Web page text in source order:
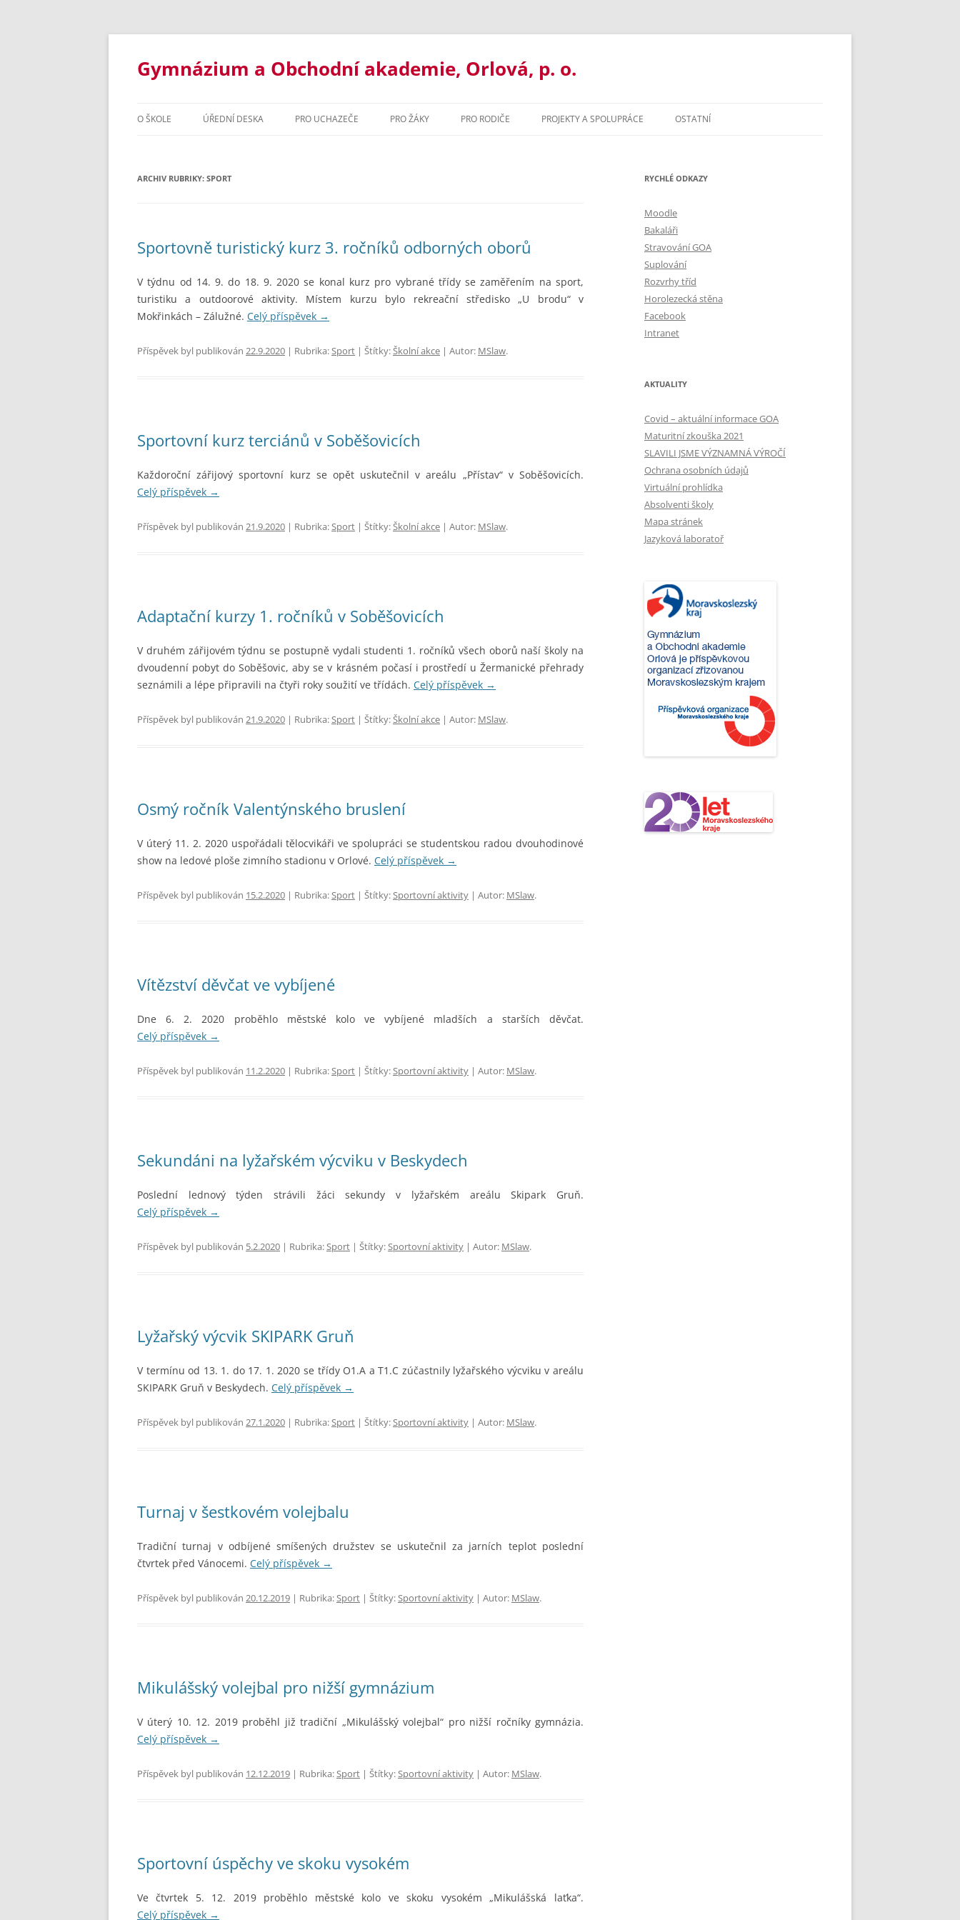
Přejít
webu
Gymnázium a Obchodní akademie, Orlová, p. o.
O ŠKOLE
STUDIJNÍ OBORY
ŠKOLNÍ ZVONĚNÍ
SEZNAMY TŘÍD
ŠKOLSKÁ RADA
VÝCHOVNÁ KOMISE
FOTOGALERIE
PARTNEŘI ŠKOLY
ÚŘEDNÍ DESKA PRO UCHAZEČE
OBCHODNÍ AKADEMIE
VEŘEJNOSPRÁVNÍ ČINNOST
PRO ŽÁKY PRO RODIČE PROJEKTY A SPOLUPRÁCE OSTATNÍ
ŠKOLSTVÍ V ČR
ARCHIV RUBRIKY: SPORT
Sportovně turistický kurz 3. ročníků odborných oborů
V týdnu od 14. 9. do 18. 9. 2020 se konal kurz pro vybrané třídy se zaměřením na sport,
turistiku a outdoorové aktivity. Místem kurzu bylo rekreační středisko „U brodu“ v
Mokřinkách – Zálužné. Celý příspěvek →
Příspěvek byl publikován 22.9.2020 | Rubrika:Sport | Štítky:Školní akce | Autor: MSlaw.
Sportovní kurz terciánů v Soběšovicích
Každoroční zářijový sportovní kurz se opět uskutečnil v areálu „Přístav“ v Soběšovicích.
Celý příspěvek →
Příspěvek byl publikován 21.9.2020 | Rubrika:Sport | Štítky:Školní akce | Autor: MSlaw.
Adaptační kurzy 1. ročníků v Soběšovicích
V druhém zářijovém týdnu se postupně vydali studenti 1. ročníků všech oborů naší školy na
dvoudenní pobyt do Soběšovic, aby se v krásném počasí i prostředí u Žermanické přehrady
seznámili a lépe připravili na čtyři roky soužití ve třídách. Celý příspěvek →
Příspěvek byl publikován 21.9.2020 | Rubrika:Sport | Štítky:Školní akce | Autor: MSlaw.
Osmý ročník Valentýnského bruslení
V úterý 11. 2. 2020 uspořádali tělocvikáři ve spolupráci se studentskou radou dvouhodinové
show na ledové ploše zimního stadionu v Orlové. Celý příspěvek →
Příspěvek byl publikován 15.2.2020 | Rubrika:Sport | Štítky:Sportovní aktivity | Autor: MSlaw.
Vítězství děvčat ve vybíjené
Dne 6. 2. 2020 proběhlo městské kolo ve vybíjené mladších a starších děvčat.
Celý příspěvek →
Příspěvek byl publikován 11.2.2020 | Rubrika:Sport | Štítky:Sportovní aktivity | Autor: MSlaw.
Sekundáni na lyžařském výcviku v Beskydech
Poslední lednový týden strávili žáci sekundy v lyžařském areálu Skipark Gruň.
Celý příspěvek →
Příspěvek byl publikován 5.2.2020 | Rubrika:Sport | Štítky:Sportovní aktivity | Autor: MSlaw.
Lyžařský výcvik SKIPARK Gruň
V termínu od 13. 1. do 17. 1. 2020 se třídy O1.A a T1.C zúčastnily lyžařského výcviku v areálu
SKIPARK Gruň v Beskydech. Celý příspěvek →
Příspěvek byl publikován 27.1.2020 | Rubrika:Sport | Štítky:Sportovní aktivity | Autor: MSlaw.
Turnaj v šestkovém volejbalu
Tradiční turnaj v odbíjené smíšených družstev se uskutečnil za jarních teplot poslední
čtvrtek před Vánocemi. Celý příspěvek →
Příspěvek byl publikován 20.12.2019 | Rubrika:Sport | Štítky:Sportovní aktivity | Autor: MSlaw.
Mikulášský volejbal pro nižší gymnázium
V úterý 10. 12. 2019 proběhl již tradiční „Mikulášský volejbal“ pro nižší ročníky gymnázia.
Celý příspěvek →
Příspěvek byl publikován 12.12.2019 | Rubrika:Sport | Štítky:Sportovní aktivity | Autor: MSlaw.
Sportovní úspěchy ve skoku vysokém
Ve čtvrtek 5. 12. 2019 proběhlo městské kolo ve skoku vysokém „Mikulášská laťka“.
Celý příspěvek →
RYCHLÉ ODKAZY
Moodle
Bakaláři
Stravování GOA
Suplování
Rozvrhy tříd
Horolezecká stěna
Facebook
Intranet
AKTUALITY
Covid – aktuální informace GOA
Maturitní zkouška 2021
SLAVILI JSME VÝZNAMNÁ VÝROČÍ
Ochrana osobních údajů
Virtuální prohlídka
Absolventi školy
Mapa stránek
Jazyková laboratoř